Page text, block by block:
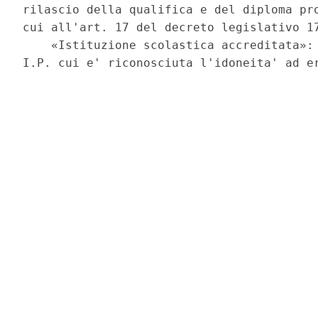
rilascio della qualifica e del diploma
cui all'art. 17 del decreto legislativo
«Istituzione scolastica